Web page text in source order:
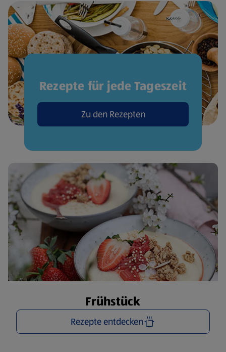
Rezepte für jede Tageszeit
Zu den Rezepten
Frühstück
Rezepte entdecken